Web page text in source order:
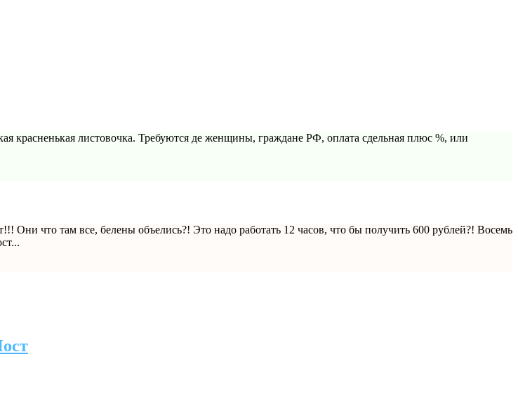
красненькая листовочка. Требуются де женщины, граждане РФ, оплата сдельная плюс %, или
Они что там все, белены объелись?! Это надо работать 12 часов, что бы получить 600 рублей?! Восемь